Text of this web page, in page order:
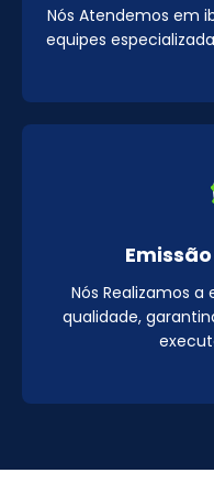
Nós Atendemos em
equipes
Nós Realizamos
qualidade,